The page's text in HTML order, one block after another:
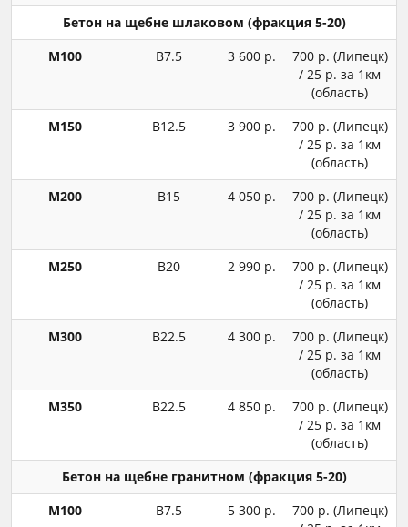
Бетон на щебне шлаковом (фракция 5-20)
М100
В7.5 3 600 р.
700 р. (Липецк)
/ 25 р. за 1км
(область)
М150
В12.5 3 900 р.
700 р. (Липецк)
/ 25 р. за 1км
(область)
М200
В15 4 050 р.
700 р. (Липецк)
/ 25 р. за 1км
(область)
М250
В20 2 990 р.
700 р. (Липецк)
/ 25 р. за 1км
(область)
М300
В22.5 4 300 р.
700 р. (Липецк)
/ 25 р. за 1км
(область)
М350
В22.5 4 850 р.
700 р. (Липецк)
/ 25 р. за 1км
(область)
Бетон на щебне гранитном (фракция 5-20)
М100
В7.5 5 300 р.
700 р. (Липецк)